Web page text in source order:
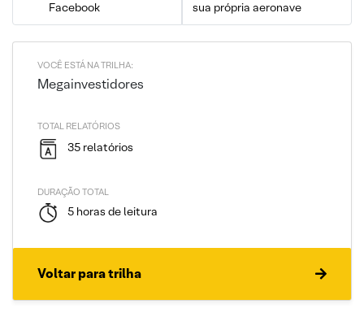
Facebook
sua própria aeronave
VOCÊ ESTÁ NA TRILHA:
Megainvestidores
TOTAL RELATÓRIOS
35 relatórios
DURAÇÃO TOTAL
5 horas de leitura
Voltar para trilha